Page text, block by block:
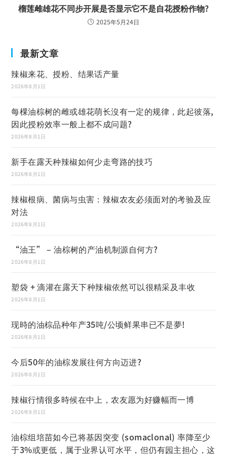
榴莲雌雄花不同步开展是否显示它不是自花授粉作物?
2025年5月24日
最新文章
辣椒来花、授粉、结果话产量
2026年8月1日
每棵油棕树的雌或雄花萌长沒有一定的规律，此起彼落,
因此授粉效率一般上都不成问题?
2026年8月1日
新手在露天种辣椒如何少走弯路的技巧
2026年8月1日
辣椒根病、菌病与虫害：辣椒农友必须面对的考验及应
对法
2026年8月1日
“油王” – 油棕树的产油机制源自何方?
2026年8月1日
塑袋 + 滴灌在露天下种辣椒依然可以很精采及丰收
2026年8月1日
现時的油棕品种年产35吨/公顷鲜果串已不是夢!
2026年8月1日
今后50年的油棕发展往何方向迈进?
2026年8月1日
辣椒行情很多時候在中上，农友愿为好赚幅而一博
2026年8月1日
油棕组培苗如今已将基因突变 (somaclonal) 率降至少
于3%或更低，属于业界认可水平，但仍有园主担心，这